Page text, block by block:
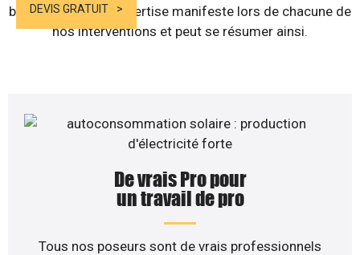
DEVIS GRATUIT
bâtiments. Notre expertise manifeste lors de chacune de
nos interventions et peut se résumer ainsi.
De vrais Pro pour
un travail de pro
Tous nos poseurs sont de vrais professionnels